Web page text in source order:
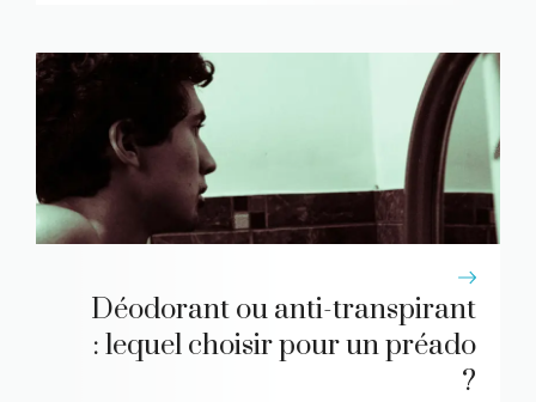
Déodorant ou anti-transpirant
: lequel choisir pour un préado
?